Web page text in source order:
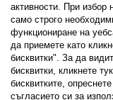
FacebookTwitter
активности. При избор
само строго
функциониране на
да приемете като
бисквитки". За да
бисквитки, кликнете
бисквитките,
съгласието си за